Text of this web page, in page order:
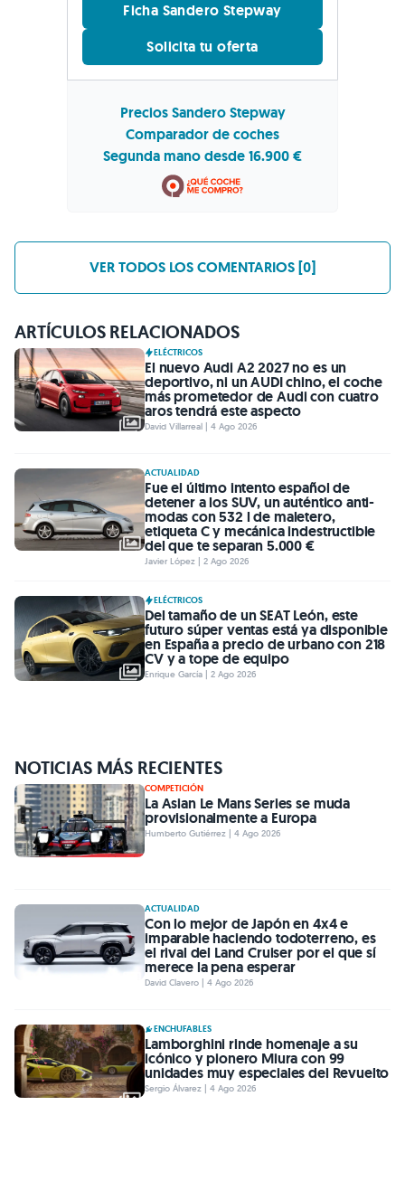
Ficha Sandero Stepway
Solicita tu oferta
Precios Sandero Stepway
Comparador de coches
Segunda mano desde 16.900 €
VER TODOS LOS COMENTARIOS [0]
ARTÍCULOS RELACIONADOS
ELÉCTRICOS
El nuevo Audi A2 2027 no es un
deportivo, ni un AUDI chino, el coche
más prometedor de Audi con cuatro
aros tendrá este aspecto
David Villarreal | 4 Ago 2026
ACTUALIDAD
Fue el último intento español de
detener a los SUV, un auténtico anti-
modas con 532 l de maletero,
etiqueta C y mecánica indestructible
del que te separan 5.000 €
Javier López | 2 Ago 2026
ELÉCTRICOS
Del tamaño de un SEAT León, este
futuro súper ventas está ya disponible
en España a precio de urbano con 218
CV y a tope de equipo
Enrique García | 2 Ago 2026
NOTICIAS MÁS RECIENTES
COMPETICIÓN
La Asian Le Mans Series se muda
provisionalmente a Europa
Humberto Gutiérrez | 4 Ago 2026
ACTUALIDAD
Con lo mejor de Japón en 4x4 e
imparable haciendo todoterreno, es
el rival del Land Cruiser por el que sí
merece la pena esperar
David Clavero | 4 Ago 2026
ENCHUFABLES
Lamborghini rinde homenaje a su
icónico y pionero Miura con 99
unidades muy especiales del Revuelto
Sergio Álvarez | 4 Ago 2026